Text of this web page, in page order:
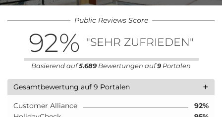
Public Reviews Score
92% "SEHR ZUFRIEDEN"
Basierend auf5.689 Bewertungen auf9 Portalen
+
Gesamtbewertung auf 9 Portalen
Customer Alliance
92%